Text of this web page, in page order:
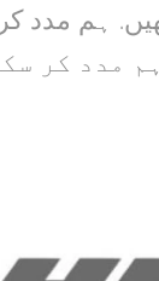
ہم مدد
مدد کر